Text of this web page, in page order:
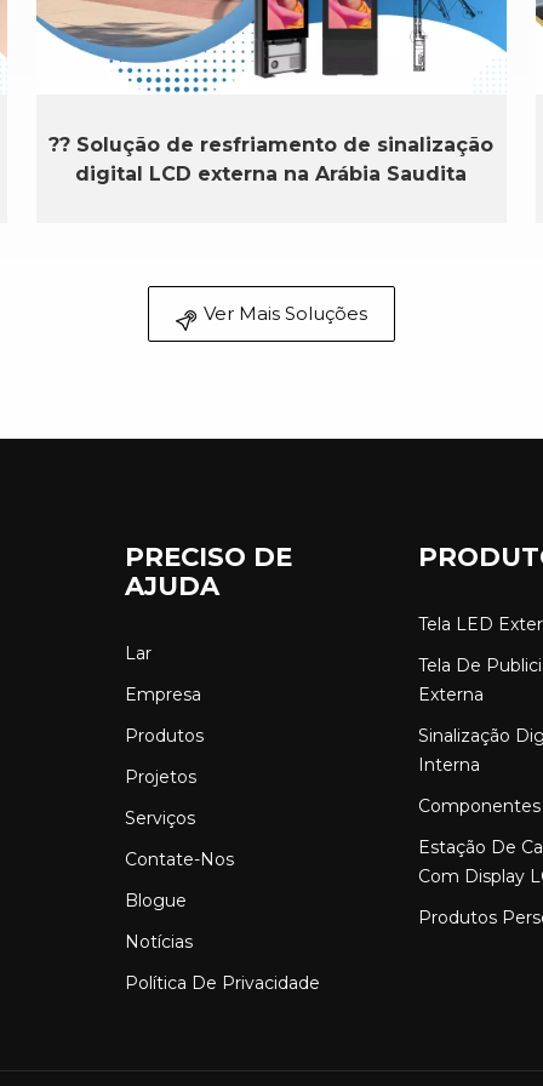
?? Solução de resfriamento de sinalização
digital LCD externa na Arábia Saudita
Ver Mais Soluções
PRECISO DE
AJUDA
Lar
Empresa
Produtos
Projetos
Serviços
Contate-Nos
Blogue
Notícias
Política De Privacidade
Tela LED
Tela De
Externa
Sinalização
Interna
Componentes
Estação De
Com Display
Produtos